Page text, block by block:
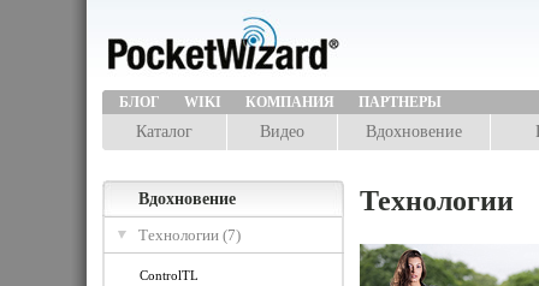
БЛОГ WIKI КОМПАНИЯ ПАРТНЕРЫ
Каталог Видео Вдохновение
Вдохновение
Технологии (7)
ControlTL
Технологии